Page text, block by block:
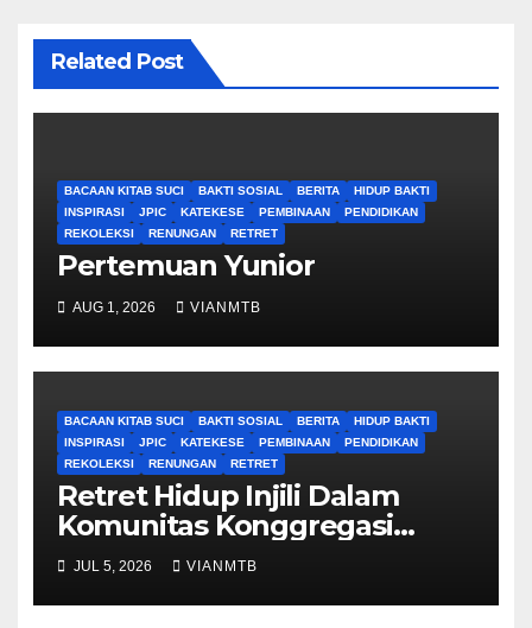
Related Post
BACAAN KITAB SUCI BAKTI SOSIAL BERITA
HIDUP BAKTI
INSPIRASI
JPIC KATEKESE PEMBINAAN
PENDIDIKAN
REKOLEKSI
RENUNGAN RETRET
Pertemuan Yunior
AUG 1, 2026 VIANMTB
BACAAN KITAB SUCI BAKTI SOSIAL BERITA
HIDUP BAKTI
INSPIRASI
JPIC KATEKESE PEMBINAAN
PENDIDIKAN
REKOLEKSI
RENUNGAN RETRET
Retret Hidup Injili Dalam
Komunitas Konggregasi
Bruder Maria Tak Bernoda
JUL 5, 2026 VIANMTB